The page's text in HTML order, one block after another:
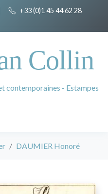
+33 (0)1 45 44 62 28
Collin
contemporaines - Estampes
DAUMIER Honoré